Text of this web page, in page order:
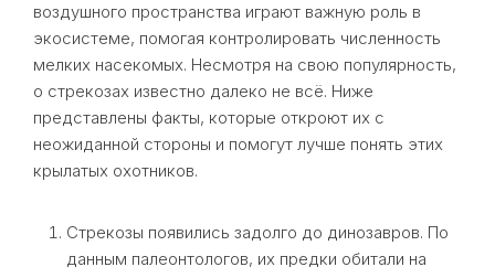
воздушного пространства играют важную роль в
экосистеме, помогая контролировать численность
мелких насекомых. Несмотря на свою популярность,
о стрекозах известно далеко не всё. Ниже
представлены факты, которые откроют их с
неожиданной стороны и помогут лучше понять этих
крылатых охотников.
Стрекозы появились задолго до динозавров. По
данным палеонтологов, их предки обитали на